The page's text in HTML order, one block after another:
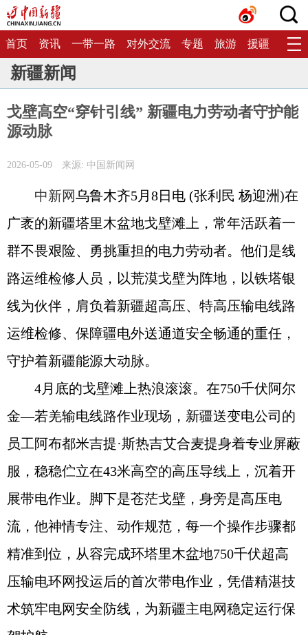
首页 资讯 一带一路 对外交流 专题 旅游 援疆 生态
新疆新闻
戈壁高空“穿针引线” 新疆电力劳动者守护能
源动脉
2026-05-09 来源: 中国新闻网
中新网乌鲁木齐5月8日电 (张利民 杨迎洲)在
广袤的新疆塔里木盆地戈壁滩上，常年活跃着一
群不畏艰险、勇挑重担的电力劳动者。他们是线
路运维检修人员，以荒漠戈壁为阵地，以铁塔银
线为伙伴，肩负着新疆超高压、特高压输电线路
运维检修、保障疆电外送通道安全畅通的重任，
守护着新疆能源大动脉。
4月底的戈壁滩上热浪滚滚。在750千伏阿尔
金—若羌输电线路作业现场，新疆送变电公司的
员工阿布都米吉提·斯热吉艾合麦提身着专业屏蔽
服，稳稳伫立在43米高空的高压导线上，沉着开
展带电作业。脚下是苍茫戈壁，身旁是高压电
流，他神情专注、动作规范，每一个操作步骤都
精准到位，从容完成环塔里木盆地750千伏超高
压输电环网投运后的首次带电作业，凭借精湛技
术筑牢电网安全防线，为新疆主电网稳定运行保